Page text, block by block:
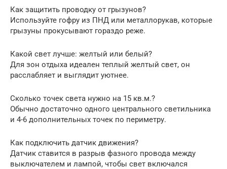
Как защитить проводку от грызунов?
Используйте гофру из ПНД или металлорукав, которые
грызуны прокусывают гораздо реже.
Какой свет лучше: желтый или белый?
Для зон отдыха идеален теплый желтый свет, он
расслабляет и выглядит уютнее.
Сколько точек света нужно на 15 кв.м.?
Обычно достаточно одного центрального светильника
и 4-6 дополнительных точек по периметру.
Как подключить датчик движения?
Датчик ставится в разрыв фазного провода между
выключателем и лампой, чтобы свет включался